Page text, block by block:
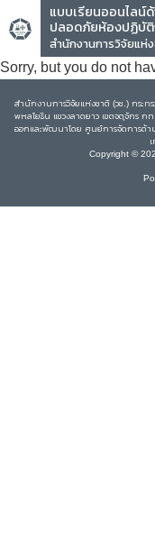
แบบเรียนออนไลน์
ปลอดภัยห้องปฏิบัติ
สำนักงานการวิจัยแห่
Sorry, but you do not
สำนักงานการวิจัยแห่งชาติ (วช.) กระ
พหลโยธิน แขวงลาดยาว เขตจตุจักร
ออกและพัฒนาโดย ศูนย์การจัดการด้า
Copyright ©